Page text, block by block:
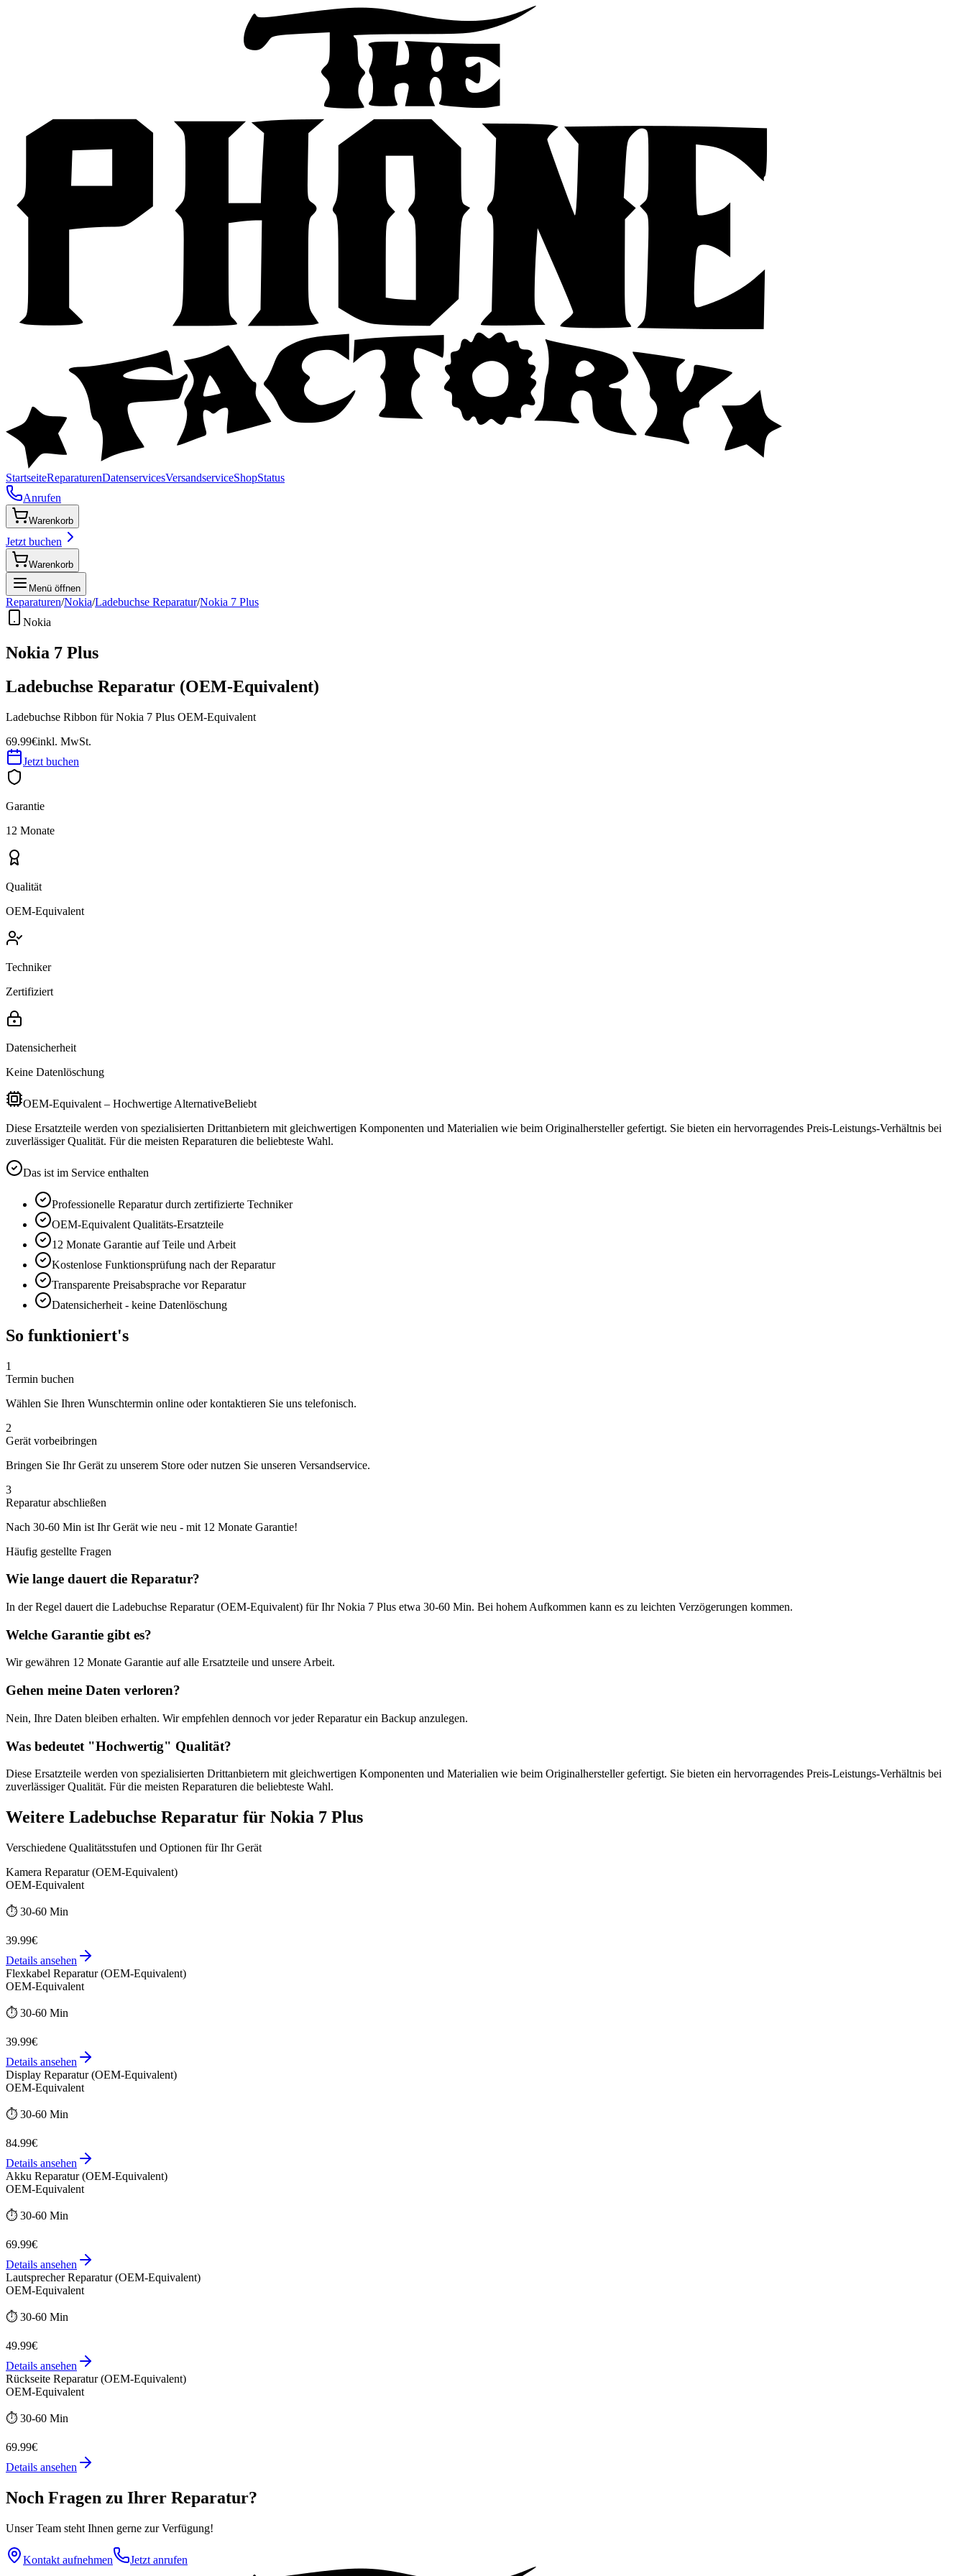
StartseiteReparaturenDatenservicesVersandserviceShopStatus
Anrufen
Warenkorb
Jetzt buchen
Warenkorb
Menü öffnen
Reparaturen/Nokia/Ladebuchse Reparatur/Nokia 7 Plus
Nokia
Nokia 7 Plus
Ladebuchse Reparatur (OEM-Equivalent)
Ladebuchse Ribbon für Nokia 7 Plus OEM-Equivalent
69.99€inkl. MwSt.
Jetzt buchen
Garantie
12 Monate
Qualität
OEM-Equivalent
Techniker
Zertifiziert
Datensicherheit
Keine Datenlöschung
OEM-Equivalent – Hochwertige AlternativeBeliebt
Diese Ersatzteile werden von spezialisierten Drittanbietern mit gleichwertigen Komponenten und Materialien wie beim Originalhersteller gefertigt. Sie bieten ein hervorragendes Preis-Leistungs-Verhältnis bei
zuverlässiger Qualität. Für die meisten Reparaturen die beliebteste Wahl.
Das ist im Service enthalten
Professionelle Reparatur durch zertifizierte Techniker
OEM-Equivalent Qualitäts-Ersatzteile
12 Monate Garantie auf Teile und Arbeit
Kostenlose Funktionsprüfung nach der Reparatur
Transparente Preisabsprache vor Reparatur
Datensicherheit - keine Datenlöschung
So funktioniert's
1
Termin buchen
Wählen Sie Ihren Wunschtermin online oder kontaktieren Sie uns telefonisch.
2
Gerät vorbeibringen
Bringen Sie Ihr Gerät zu unserem Store oder nutzen Sie unseren Versandservice.
3
Reparatur abschließen
Nach 30-60 Min ist Ihr Gerät wie neu - mit 12 Monate Garantie!
Häufig gestellte Fragen
Wie lange dauert die Reparatur?
In der Regel dauert die Ladebuchse Reparatur (OEM-Equivalent) für IhrNokia 7 Plus etwa 30-60 Min. Bei hohem Aufkommen kann es zu leichten Verzögerungen kommen.
Welche Garantie gibt es?
Wir gewähren 12 Monate Garantie auf alle Ersatzteile und unsere Arbeit.
Gehen meine Daten verloren?
Nein, Ihre Daten bleiben erhalten. Wir empfehlen dennoch vor jeder Reparatur ein Backup anzulegen.
Was bedeutet "Hochwertig" Qualität?
Diese Ersatzteile werden von spezialisierten Drittanbietern mit gleichwertigen Komponenten und Materialien wie beim Originalhersteller gefertigt. Sie bieten ein hervorragendes Preis-Leistungs-Verhältnis bei
zuverlässiger Qualität. Für die meisten Reparaturen die beliebteste Wahl.
Weitere Ladebuchse Reparatur für Nokia 7 Plus
Verschiedene Qualitätsstufen und Optionen für Ihr Gerät
Kamera Reparatur (OEM-Equivalent)
OEM-Equivalent
⏱️ 30-60 Min
39.99€
Details ansehen
Flexkabel Reparatur (OEM-Equivalent)
OEM-Equivalent
⏱️ 30-60 Min
39.99€
Details ansehen
Display Reparatur (OEM-Equivalent)
OEM-Equivalent
⏱️ 30-60 Min
84.99€
Details ansehen
Akku Reparatur (OEM-Equivalent)
OEM-Equivalent
⏱️ 30-60 Min
69.99€
Details ansehen
Lautsprecher Reparatur (OEM-Equivalent)
OEM-Equivalent
⏱️ 30-60 Min
49.99€
Details ansehen
Rückseite Reparatur (OEM-Equivalent)
OEM-Equivalent
⏱️ 30-60 Min
69.99€
Details ansehen
Noch Fragen zu Ihrer Reparatur?
Unser Team steht Ihnen gerne zur Verfügung!
Kontakt aufnehmen Jetzt anrufen